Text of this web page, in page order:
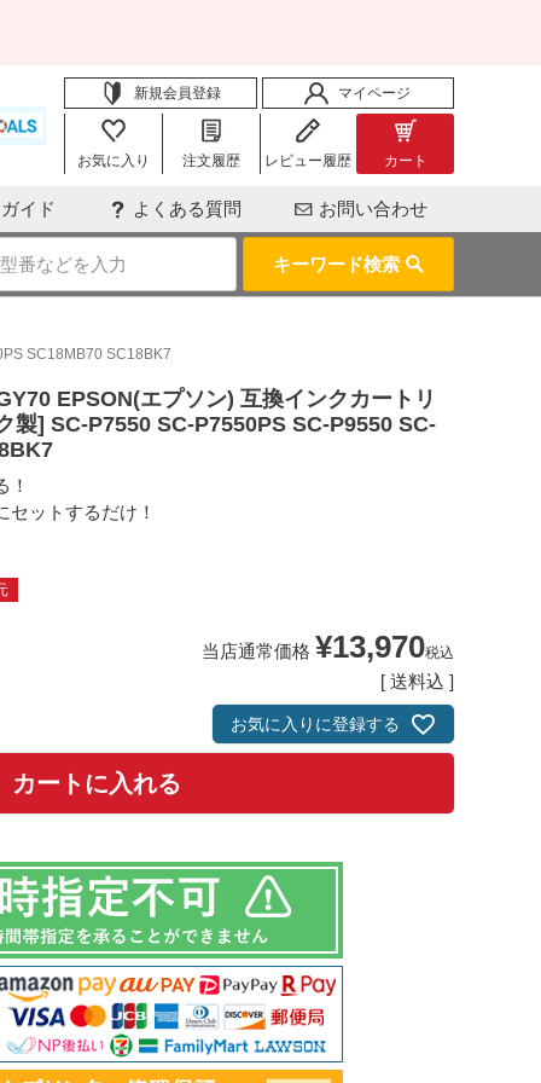
新規会員登録 マイページ
お気に入り 注文履歴 レビュー履歴 カート
イド よくある質問 お問い合わせ
キーワード検索
SC18MB70 SC18BK7
EPSON(エプソン) 互換インクカートリ
製] SC-P7550 SC-P7550PS SC-P9550 SC-
！
ットするだけ！
当店通常価格 ¥13,970税込
送料込
お気に入りに登録する
カートに入れる